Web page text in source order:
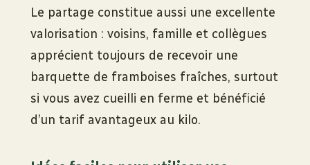
Le partage constitue aussi une excellente
valorisation : voisins, famille et collègues
apprécient toujours de recevoir une
barquette de framboises fraîches, surtout
si vous avez cueilli en ferme et bénéficié
d’un tarif avantageux au kilo.